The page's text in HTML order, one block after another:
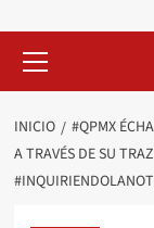
principal
INICIO
#QPMX
A TRAVÉS DE SU